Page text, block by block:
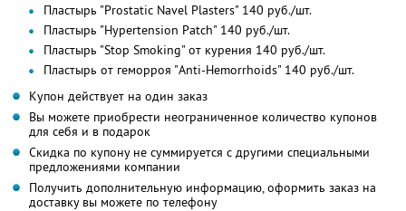
Пластырь "Prostatic Navel Plasters" 140 руб./шт.
Пластырь "Hypertension Patch" 140 руб./шт.
Пластырь "Stop Smoking" от курения 140 руб./шт.
Пластырь от геморроя "Anti-Hemorrhoids" 140 руб./шт.
Купон действует на один заказ
Вы можете приобрести неограниченное количество купонов
для себя и в подарок
Скидка по купону не суммируется с другими специальными
предложениями компании
Получить дополнительную информацию, оформить заказ на
доставку вы можете по телефону